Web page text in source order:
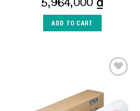
ADD TO CART
Wishlist